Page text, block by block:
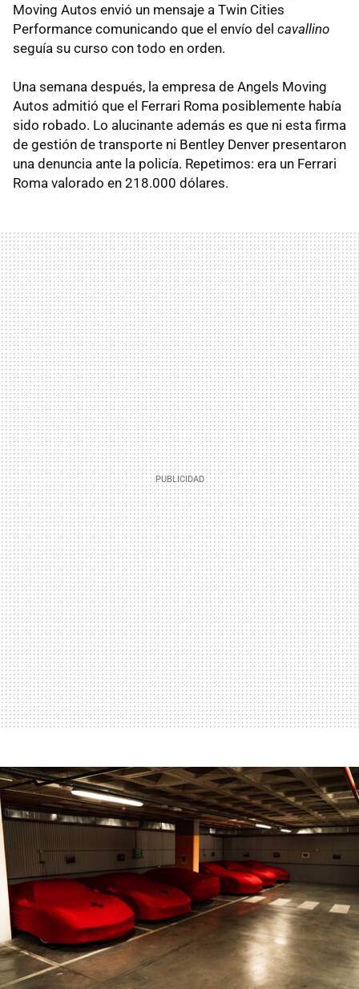
Moving Autos envió un mensaje a Twin Cities
Performance comunicando que el envío del cavallino
seguía su curso con todo en orden.
Una semana después, la empresa de Angels Moving
Autos admitió que el Ferrari Roma posiblemente había
sido robado. Lo alucinante además es que ni esta firma
de gestión de transporte ni Bentley Denver presentaron
una denuncia ante la policía. Repetimos: era un Ferrari
Roma valorado en 218.000 dólares.